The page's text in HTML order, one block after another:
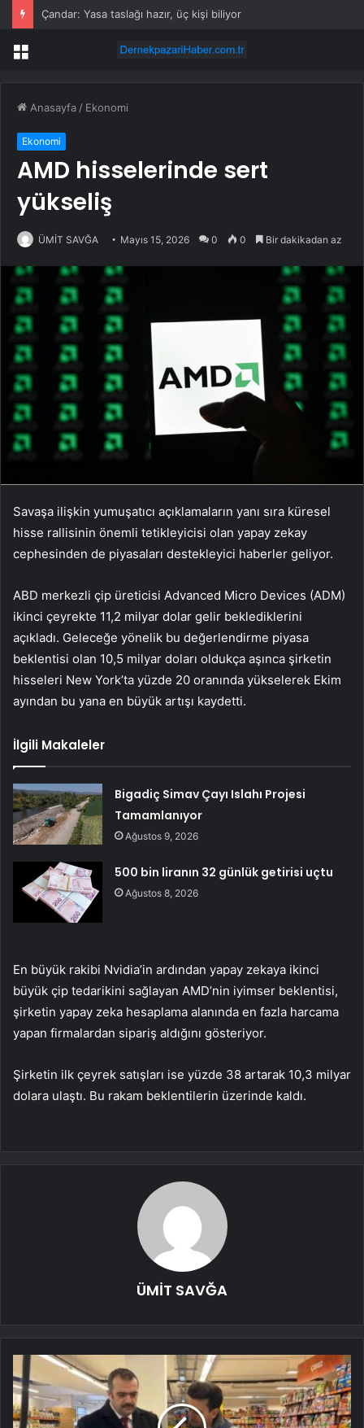
Çandar: Yasa taslağı hazır, üç kişi biliyor
Menü
Anasayfa / Ekonomi
Ekonomi
AMD hisselerinde sert
yükseliş
ÜMİT SAVĞA Mayıs 15, 2026 0 0 Bir dakikadan az
Savaşa ilişkin yumuşatıcı açıklamaların yanı sıra küresel
hisse rallisinin önemli tetikleyicisi olan yapay zekay
cephesinden de piyasaları destekleyici haberler geliyor.
ABD merkezli çip üreticisi Advanced Micro Devices (ADM)
ikinci çeyrekte 11,2 milyar dolar gelir beklediklerini
açıkladı. Geleceğe yönelik bu değerlendirme piyasa
beklentisi olan 10,5 milyar doları oldukça aşınca şirketin
hisseleri New York’ta yüzde 20 oranında yükselerek Ekim
ayından bu yana en büyük artışı kaydetti.
İlgili Makaleler
Bigadiç Simav Çayı Islahı Projesi
Tamamlanıyor
Ağustos 9, 2026
500 bin liranın 32 günlük getirisi uçtu
Ağustos 8, 2026
En büyük rakibi Nvidia’in ardından yapay zekaya ikinci
büyük çip tedarikini sağlayan AMD’nin iyimser beklentisi,
şirketin yapay zeka hesaplama alanında en fazla harcama
yapan firmalardan sipariş aldığını gösteriyor.
Şirketin ilk çeyrek satışları ise yüzde 38 artarak 10,3 milyar
dolara ulaştı. Bu rakam beklentilerin üzerinde kaldı.
ÜMİT SAVĞA